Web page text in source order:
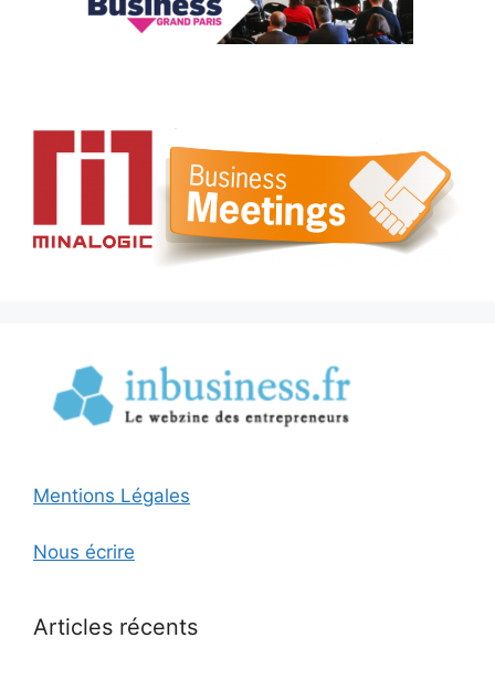
Mentions Légales
Nous écrire
Articles récents